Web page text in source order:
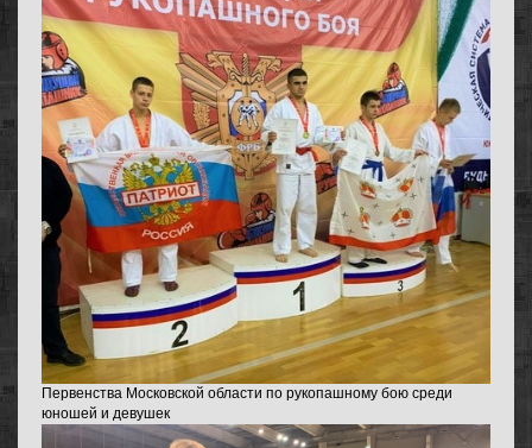
Первенства Московской области по рукопашному бою среди
юношей и девушек